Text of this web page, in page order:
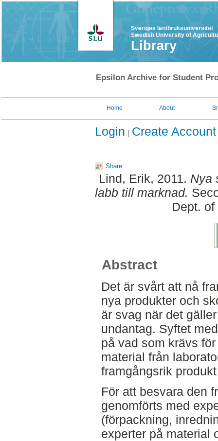
Sveriges lantbruksuniversitet
Swedish University of
Library
Epsilon Archive for Student
Home About
Login Create Account
Share
Lind, Erik, 2011. Nya
labb till marknad.
Dept.
Abstract
Det är svårt att nå
nya produkter och
är svag när det
undantag. Syftet
på vad som krävs
material från
framgångsrik
För att besvara den
genomförts med
(förpackning,
experter på material